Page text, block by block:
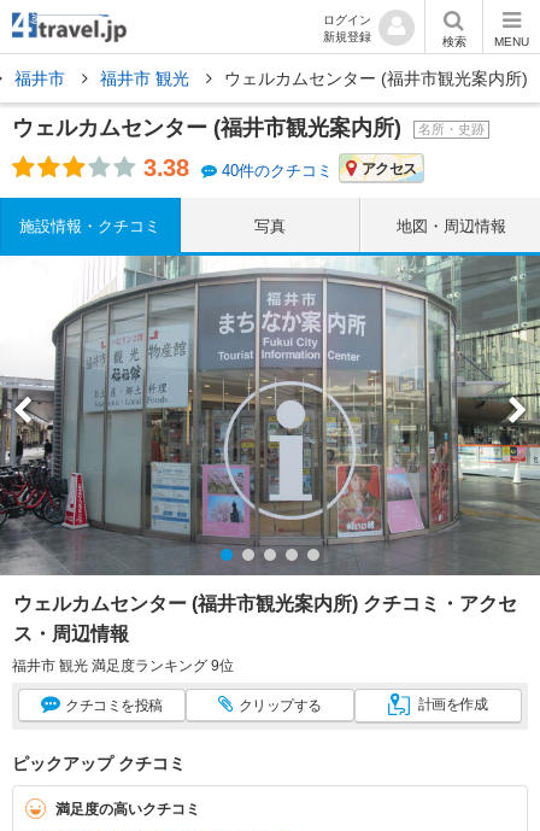
ログイン
新規登録
検索 MENU
福井市 福井市 観光 ウェルカムセンター (福井市観光案内所)
ウェルカムセンター (福井市観光案内所) 名所・史跡
3.38 40件のクチコミ アクセス
施設情報・クチコミ 写真 地図・周辺情報
ウェルカムセンター (福井市観光案内所) クチコミ・アクセ
ス・周辺情報
福井市 観光 満足度ランキング 9位
クチコミ を投稿 クリップする 計画を作成
ピックアップ クチコミ
満足度の高いクチコミ